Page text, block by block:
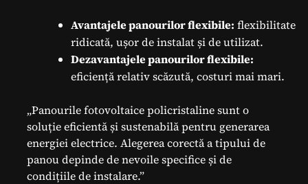
Avantajele panourilor flexibile: flexibilitate
ridicată, ușor de instalat și de utilizat.
Dezavantajele panourilor flexibile:
eficiență relativ scăzută, costuri mai mari.
„Panourile fotovoltaice policristaline sunt o
soluție eficientă și sustenabilă pentru generarea
energiei electrice. Alegerea corectă a tipului de
panou depinde de nevoile specifice și de
condițiile de instalare.”